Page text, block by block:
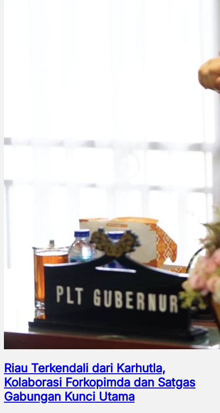
Riau Terkendali dari Karhutla,
Kolaborasi Forkopimda dan Satgas
Gabungan Kunci Utama